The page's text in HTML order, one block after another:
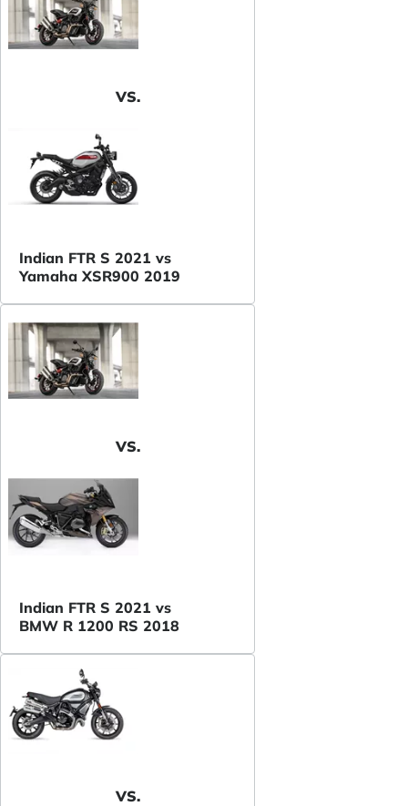
VS.
Indian FTR S 2021 vs
Yamaha XSR900 2019
VS.
Indian FTR S 2021 vs
BMW R 1200 RS 2018
VS.